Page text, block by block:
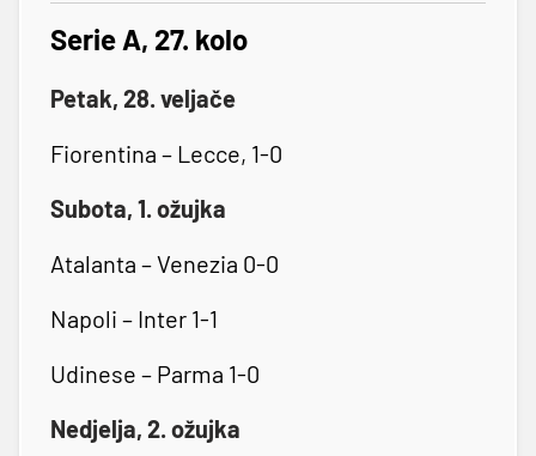
Serie A, 27. kolo
Petak, 28. veljače
Fiorentina – Lecce, 1-0
Subota, 1. ožujka
Atalanta – Venezia 0-0
Napoli – Inter 1-1
Udinese – Parma 1-0
Nedjelja, 2. ožujka